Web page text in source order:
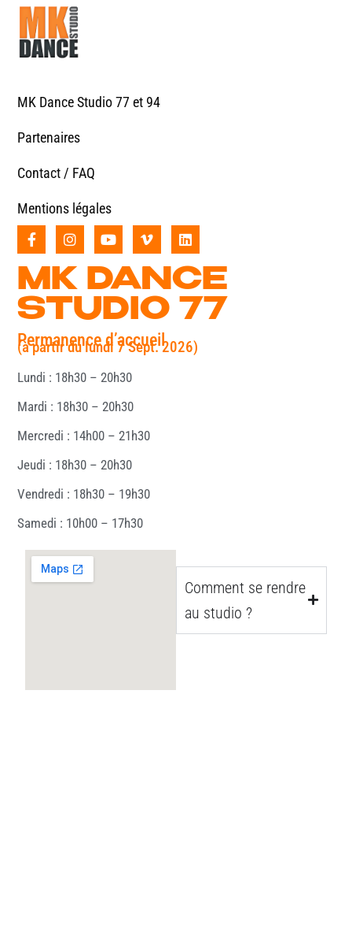
MK Dance Studio 77 et 94
Partenaires
Contact / FAQ
Mentions légales
MK DANCE
STUDIO 77
Permanence d’accueil
(à partir du lundi 7 Sept. 2026)
Lundi : 18h30 – 20h30
Mardi : 18h30 – 20h30
Mercredi : 14h00 – 21h30
Jeudi : 18h30 – 20h30
Vendredi : 18h30 – 19h30
Samedi : 10h00 – 17h30
Comment se rendre
au studio ?